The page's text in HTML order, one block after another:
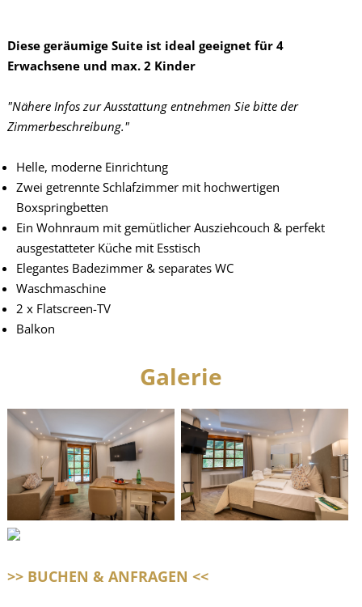
Diese geräumige Suite ist ideal geeignet für 4
Erwachsene und max. 2 Kinder
"Nähere Infos zur Ausstattung entnehmen Sie bitte der
Zimmerbeschreibung."
Helle, moderne Einrichtung
Zwei getrennte Schlafzimmer mit hochwertigen
Boxspringbetten
Ein Wohnraum mit gemütlicher Ausziehcouch & perfekt
ausgestatteter Küche mit Esstisch
Elegantes Badezimmer & separates WC
Waschmaschine
2 x Flatscreen-TV
Balkon
Galerie
>> BUCHEN & ANFRAGEN <<